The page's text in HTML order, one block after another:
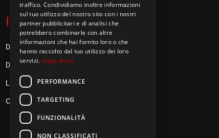
nformazioni
Donazioni
Diventa Orionino
Link
Contatti
traffico. Condividiamo inoltre informazioni
sul tuo utilizzo del nostro sito con i nostri
partner pubblicitari e di analisi che
potrebbero combinarle con altre
informazioni che hai fornito loro o che
hanno raccolto dal tuo utilizzo dei loro
servizi. Leggi di più
PERFORMANCE
TARGETING
FUNZIONALITÀ
NON CLASSIFICATI